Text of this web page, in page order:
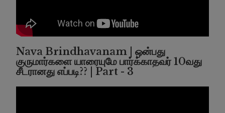
Nava Brindhavanam | ஒன்பது
குருமார்களை யாரையுமே பார்க்காதவர் 10வது
சீடரானது எப்படி?? | Part - 3